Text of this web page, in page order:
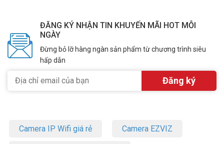
ĐĂNG KÝ NHẬN TIN KHUYẾN MÃI HOT MỖI
NGÀY
Đừng bỏ lỡ hàng ngàn sản phẩm từ chương trình siêu
hấp dẫn
Camera IP Wifi giá rẻ Camera EZVIZ